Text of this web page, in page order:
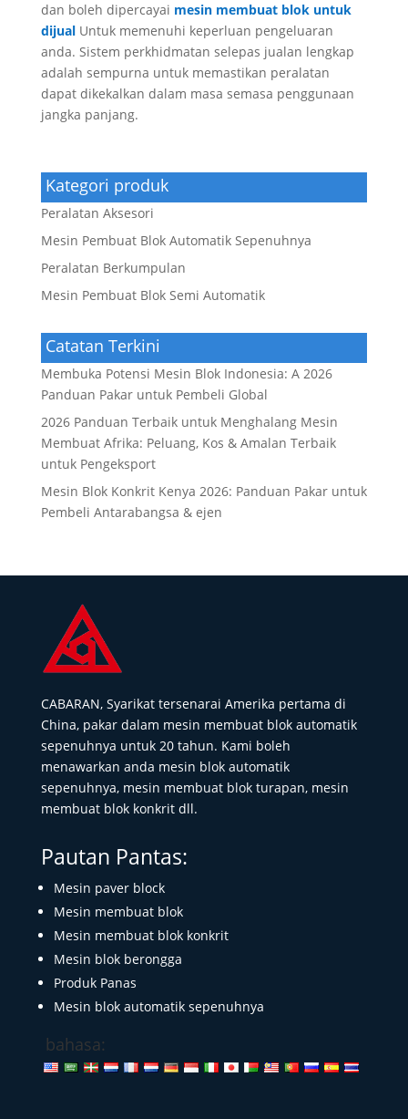
dan boleh dipercayai mesin membuat blok untuk
dijualUntuk memenuhi keperluan pengeluaran
anda. Sistem perkhidmatan selepas jualan lengkap
adalah sempurna untuk memastikan peralatan
dapat dikekalkan dalam masa semasa penggunaan
jangka panjang.
Kategori produk
Peralatan Aksesori
Mesin Pembuat Blok Automatik Sepenuhnya
Peralatan Berkumpulan
Mesin Pembuat Blok Semi Automatik
Catatan Terkini
Membuka Potensi Mesin Blok Indonesia: A 2026
Panduan Pakar untuk Pembeli Global
2026 Panduan Terbaik untuk Menghalang Mesin
Membuat Afrika: Peluang, Kos & Amalan Terbaik
untuk Pengeksport
Mesin Blok Konkrit Kenya 2026: Panduan Pakar untuk
Pembeli Antarabangsa & ejen
CABARAN, Syarikat tersenarai Amerika pertama di
China, pakar dalam mesin membuat blok automatik
sepenuhnya untuk 20 tahun. Kami boleh
menawarkan anda mesin blok automatik
sepenuhnya, mesin membuat blok turapan, mesin
membuat blok konkrit dll.
Pautan Pantas:
Mesin paver block
Mesin membuat blok
Mesin membuat blok konkrit
Mesin blok berongga
Produk Panas
Mesin blok automatik sepenuhnya
bahasa: